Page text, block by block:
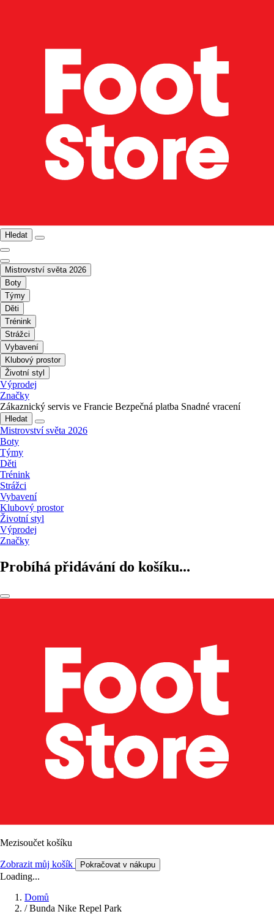
Hledat
Mistrovství světa 2026
Boty
Týmy
Děti
Trénink
Strážci
Vybavení
Klubový prostor
Životní styl
Výprodej
Značky
Zákaznický servis ve Francie Bezpečná platba Snadné vracení
Hledat
Mistrovství světa 2026
Boty
Týmy
Děti
Trénink
Strážci
Vybavení
Klubový prostor
Životní styl
Výprodej
Značky
Probíhá přidávání do košíku...
Mezisoučet košíku
Zobrazit můj košík Pokračovat v nákupu
Loading...
Domů
/ Bunda Nike Repel Park